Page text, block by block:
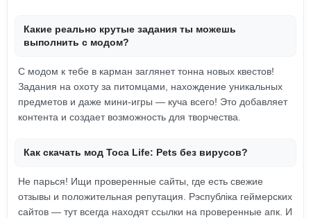
Какие реально крутые задания ты можешь
выполнить с модом?
С модом к тебе в карман заглянет тонна новых квестов!
Задания на охоту за питомцами, нахождение уникальных
предметов и даже мини-игры — куча всего! Это добавляет
контента и создает возможность для творчества.
Как скачать мод Toca Life: Pets без вирусов?
Не парься! Ищи проверенные сайты, где есть свежие
отзывы и положительная репутация. Рэспубліка геймерских
сайтов — тут всегда находят ссылки на проверенные апк. И